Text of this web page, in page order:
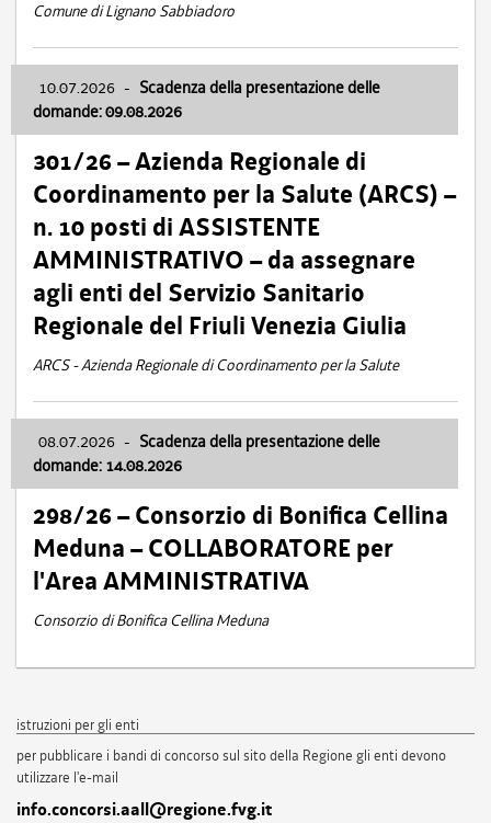
Comune di Lignano Sabbiadoro
10.07.2026 - Scadenza della presentazione delle
domande: 09.08.2026
301/26 – Azienda Regionale di
Coordinamento per la Salute (ARCS) –
n. 10 posti di ASSISTENTE
AMMINISTRATIVO – da assegnare
agli enti del Servizio Sanitario
Regionale del Friuli Venezia Giulia
ARCS - Azienda Regionale di Coordinamento per la Salute
08.07.2026 - Scadenza della presentazione delle
domande: 14.08.2026
298/26 – Consorzio di Bonifica Cellina
Meduna – COLLABORATORE per
l'Area AMMINISTRATIVA
Consorzio di Bonifica Cellina Meduna
istruzioni per gli enti
per pubblicare i bandi di concorso sul sito della Regione gli enti devono
utilizzare l'e-mail
info.concorsi.aall@regione.fvg.it